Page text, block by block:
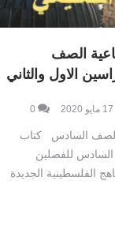
الصف
الاول والثاني
0
الصف السادس كتاب
السادس للفصلين
الفلسطينية الجديدة